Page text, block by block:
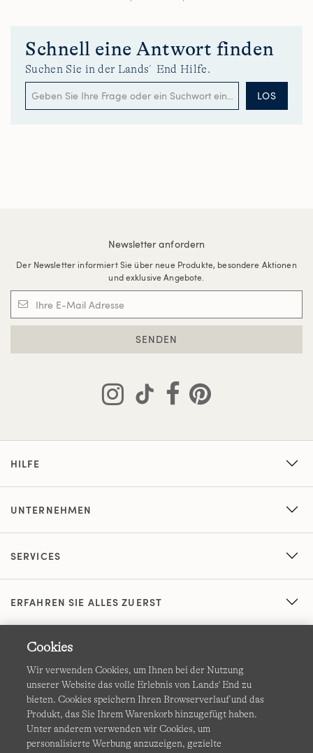
Schnell eine Antwort finden
Suchen Sie in der Lands´End Hilfe.
LOS
Newsletter anfordern
Der Newsletter informiert Sie über neue Produkte, besondere Aktionen
und exklusive Angebote.
SENDEN
HILFE
UNTERNEHMEN
SERVICES
ERFAHREN SIE ALLES ZUERST
Datenschutz & Sicherheit
Cookies
Wir verwenden Cookies, um Ihnen bei der Nutzung
unserer Website das volle Erlebnis von Lands' End zu
bieten. Cookies speichern Ihren Browserverlauf und das
Produkt, das Sie Ihrem Warenkorb hinzugefügt haben.
Unter anderem verwenden wir Cookies, um
personalisierte Werbung anzuzeigen, gezielte